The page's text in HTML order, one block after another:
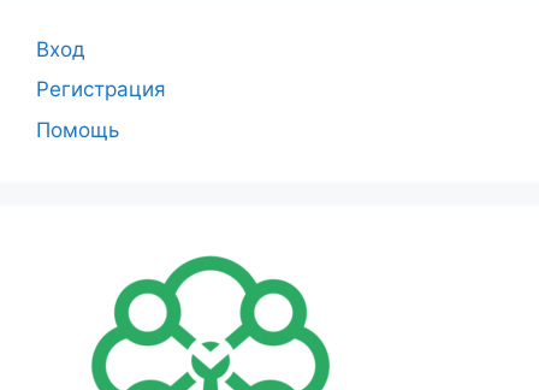
Вход
Регистрация
Помощь